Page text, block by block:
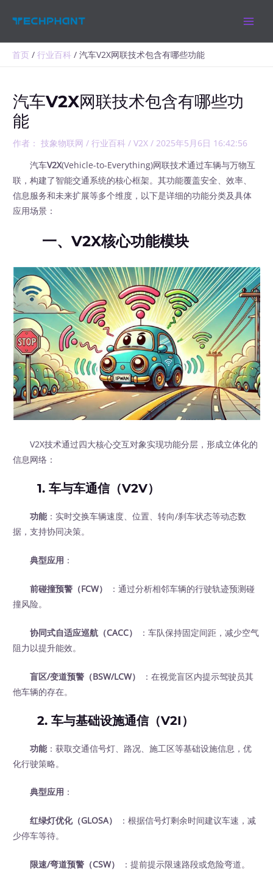
首页 行业百科 汽车V2X网联技术包含有哪些功能
汽车V2X网联技术包含有哪些功
能
作者： 技象物联网/行业百科 /V2X /2025年5月6日 16:42:56
汽车V2X(Vehicle-to-Everything)网联技术通过车辆与万物互
联，构建了智能交通系统的核心框架。其功能覆盖安全、效率、
信息服务和未来扩展等多个维度，以下是详细的功能分类及具体
应用场景：
一、V2X​​​​​​​核心功能模块
V2X技术通过四大核心交互对象实现功能分层，形成立体化的
信息网络：
1.车与车通信（V2V）
功能：实时交换车辆速度、位置、转向/刹车状态等动态数
据，支持协同决策。
典型应用 ：
前碰撞预警（FCW）
：通过分析相邻车辆的行驶轨迹预测碰
撞风险。
协同式自适应巡航（CACC）
：车队保持固定间距，减少空气
阻力以提升能效。
盲区/变道预警（BSW/LCW）
：在视觉盲区内提示驾驶员其
他车辆的存在。
2.车与基础设施通信（V2I）
功能：获取交通信号灯、路况、施工区等基础设施信息，优
化行驶策略。
典型应用 ：
红绿灯优化（GLOSA）
：根据信号灯剩余时间建议车速，减
少停车等待。
限速/弯道预警（CSW） ：提前提示限速路段或危险弯道。